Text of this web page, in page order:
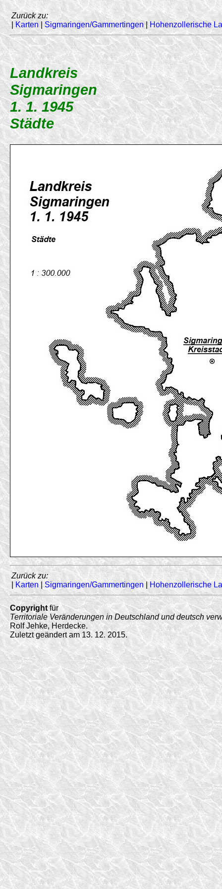
Zurück zu:
| Karten | Sigmaringen/Gammertingen|Hohenzollerische
Landkreis
Sigmaringen
1. 1. 1945
Städte
Zurück zu:
| Karten|Sigmaringen/Gammertingen Hohenzollerische
Copyrightfür
Territoriale Veränderungen in Deutschland und deutsch
Rolf Jehke, Herdecke.
Zuletzt geändert am 13. 12. 2015.